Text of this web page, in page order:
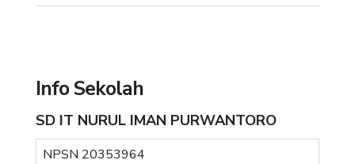
Info Sekolah
SD IT NURUL IMAN PURWANTORO
NPSN 20353964